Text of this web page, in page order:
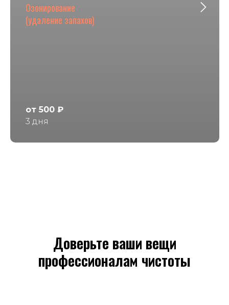
Озонирование
(удаление запахов)
от 500 ₽
3 дня
Доверьте ваши вещи
профессионалам чистоты